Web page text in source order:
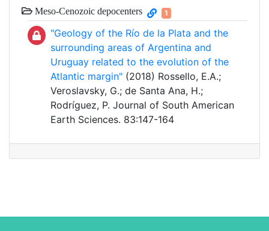
Meso-Cenozoic depocenters 1
"Geology of the Río de la Plata and the
surrounding areas of Argentina and
Uruguay related to the evolution of the
Atlantic margin" (2018) Rossello, E.A.;
Veroslavsky, G.; de Santa Ana, H.;
Rodríguez, P. Journal of South American
Earth Sciences. 83:147-164